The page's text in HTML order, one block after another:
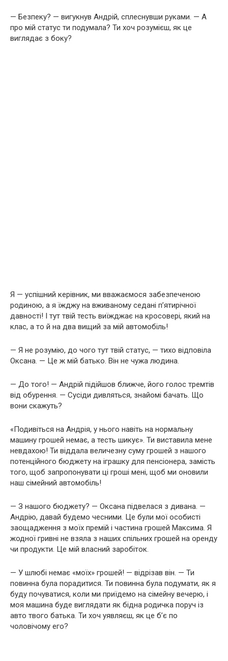
— Безпеку? — вигукнув Андрій, сплеснувши руками. — А
про мій статус ти подумала? Ти хоч розумієш, як це
виглядає з боку?
Я — успішний керівник, ми вважаємося забезпеченою
родиною, а я їжджу на вживаному седані п’ятирічної
давності! І тут твій тесть виїжджає на кросовері, який на
клас, а то й на два вищий за мій автомобіль!
— Я не розумію, до чого тут твій статус, — тихо відповіла
Оксана. — Це ж мій батько. Він не чужа людина.
— До того! — Андрій підійшов ближче, його голос тремтів
від обурення. — Сусіди дивляться, знайомі бачать. Що
вони скажуть?
«Подивіться на Андрія, у нього навіть на нормальну
машину грошей немає, а тесть шикує». Ти виставила мене
невдахою! Ти віддала величезну суму грошей з нашого
потенційного бюджету на іграшку для пенсіонера, замість
того, щоб запропонувати ці гроші мені, щоб ми оновили
наш сімейний автомобіль!
— З нашого бюджету? — Оксана підвелася з дивана. —
Андрію, давай будемо чесними. Це були мої особисті
заощадження з моїх премій і частина грошей Максима. Я
жодної гривні не взяла з наших спільних грошей на оренду
чи продукти. Це мій власний заробіток.
— У шлюбі немає «моїх» грошей! — відрізав він. — Ти
повинна була порадитися. Ти повинна була подумати, як я
буду почуватися, коли ми приїдемо на сімейну вечерю, і
моя машина буде виглядати як бідна родичка поруч із
авто твого батька. Ти хоч уявляєш, як це б’є по
чоловічому его?